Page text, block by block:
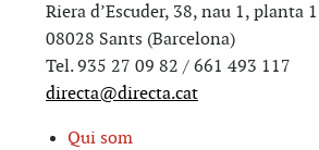
Riera d’Escuder, 38, nau 1, planta 1
08028 Sants (Barcelona)
Tel. 935 27 09 82 / 661 493 117
directa@directa.cat
Qui som